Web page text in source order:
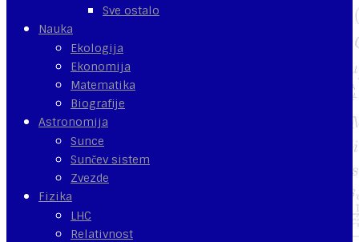
Sve ostalo
Nauka
Ekologija
Ekonomija
Matematika
Biografije
Astronomija
Sunce
Sunčev sistem
Zvezde
Fizika
LHC
Relativnost